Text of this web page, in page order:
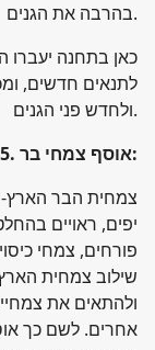
בהרבה את הגנים.
כאן בתחנה יעברו
לתנאים חדשים,
ולחדש פני הגנים.
5. אוסף צמחי בר:
צמחית הבר הארץ-
יפים, ראויים
פורחים, צמחי
שילוב צמחית
ולהתאים את
אחרים. לשם כך